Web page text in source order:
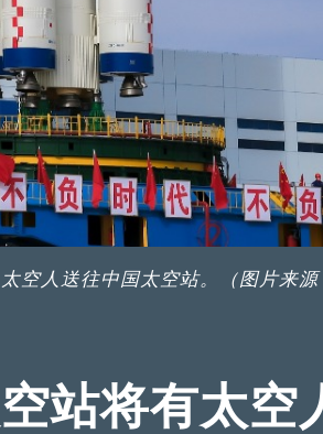
空人送往中国太空站。（图片来源
站将有太空